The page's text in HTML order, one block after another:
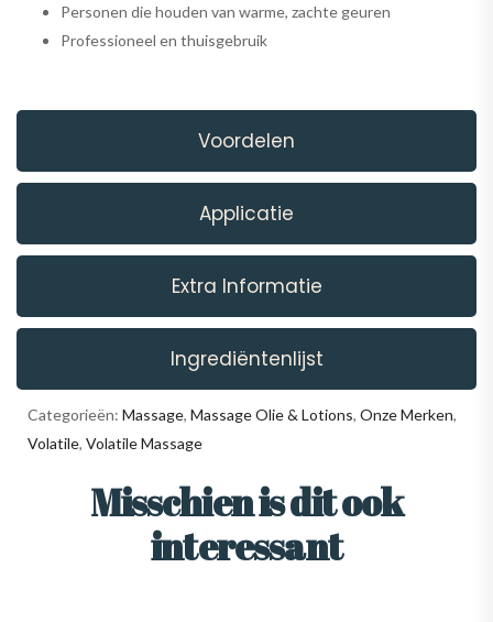
Voordelen
Applicatie
Extra Informatie
Ingrediëntenlijst
Personen die houden van warme, zachte geuren
Professioneel en thuisgebruik
Categorieën: Massage, Massage Olie & Lotions, Onze Merken,
Volatile, Volatile Massage
Misschien is dit ook
interessant